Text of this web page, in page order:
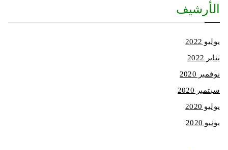
الأرشيف
يوليو 2022
يناير 2022
نوفمبر 2020
سبتمبر 2020
يوليو 2020
يونيو 2020